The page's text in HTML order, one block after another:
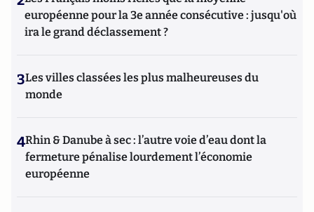
européenne pour la 3e année consécutive : jusqu'où
ira le grand déclassement ?
3Les villes classées les plus malheureuses du
monde
4Rhin & Danube à sec : l’autre voie d’eau dont la
fermeture pénalise lourdement l’économie
européenne